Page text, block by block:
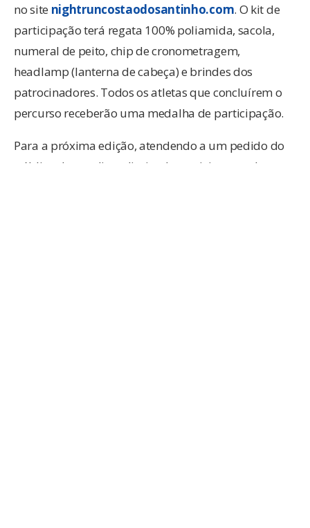
no site nightruncostaodosantinho.com. O kit de
participação terá regata 100% poliamida, sacola,
numeral de peito, chip de cronometragem,
headlamp (lanterna de cabeça) e brindes dos
patrocinadores. Todos os atletas que concluírem o
percurso receberão uma medalha de participação.
Para a próxima edição, atendendo a um pedido do
público de ampliar o limite de participantes da